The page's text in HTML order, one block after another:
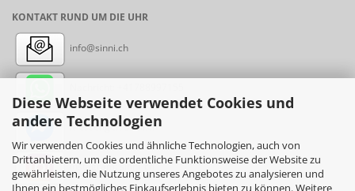
Diese Webseite verwendet Cookies und
andere Technologien
Wir verwenden Cookies und ähnliche Technologien, auch von
Drittanbietern, um die ordentliche Funktionsweise der Website zu
gewährleisten, die Nutzung unseres Angebotes zu analysieren und
Ihnen ein bestmögliches Einkaufserlebnis bieten zu können. Weitere
KONTAKT RUND UM DIE UHR
info@sinni.ch
Messenger: sinni.ch
Instagram: sinni_ch